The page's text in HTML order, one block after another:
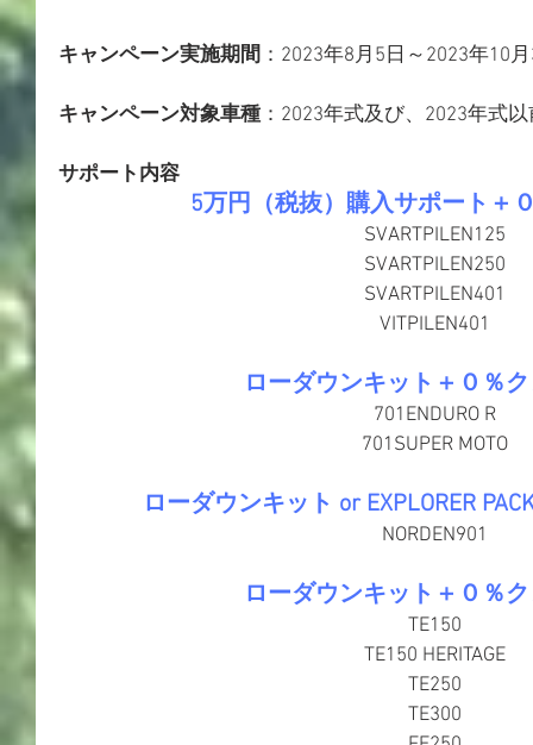
キャンペーン実施期間 ：2023年8月5日～2023年10
キャンペーン対象車種 ：2023年式及び、2023年式
サポート内容
5万円（税抜）購入サポート＋
SVARTPILEN​125
SVARTPILEN250
SVARTPILEN401
VITPILEN401
ローダウンキット＋０％
701ENDURO R
701SUPER MOTO
ローダウンキット or EXPLORER
NORDEN901​
ローダウンキット＋０％
​TE150
TE150 HERITAGE
TE250
TE300